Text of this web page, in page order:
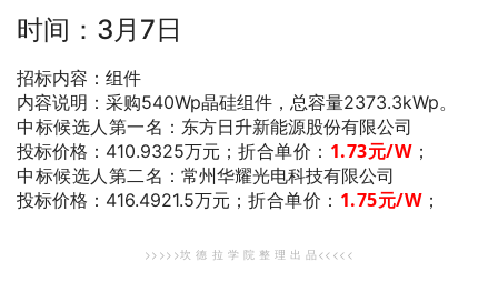
时间：3月7日
招标内容：组件
内容说明：采购540Wp晶硅组件，总容量2373.3kWp。
中标候选人第一名 ：东方日升新能源股份有限公司
投标价格：410.9325万元； 折合单价： 1.73元/W；
中标候选人第二名 ：常州华耀光电科技有限公司
投标价格：416.4921.5万元； 折合单价： 1.75元/W；
>>>>>坎 德 拉 学 院 整 理 出 品<<<<<